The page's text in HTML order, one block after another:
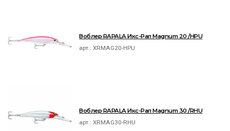
Воблер RAPALA Икс-Рап Magnum 20 /HPU
арт.:XRMAG20-HPU
Воблер RAPALA Икс-Рап Magnum 30 /RHU
арт.:XRMAG30-RHU